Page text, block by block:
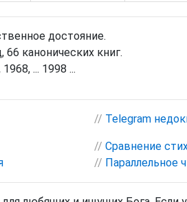
достояние.
канонических книг.
... 1998 ...
// Telegram
// Сравнение
// Параллельное